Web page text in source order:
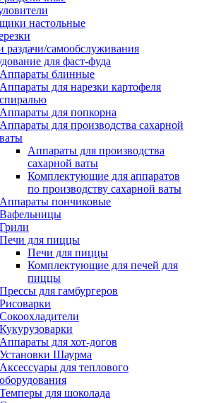
настольные
раздачи/самообслуживания
для фаст-фуда
Аппараты блинные
Аппараты для нарезки картофеля
спиралью
Аппараты для попкорна
Аппараты для производства сахарной
ваты
Аппараты для производства
сахарной ваты
Комплектующие для аппаратов
по производству сахарной ваты
Аппараты пончиковые
Вафельницы
Грили
Печи для пиццы
Печи для пиццы
Комплектующие для печей для
пиццы
Прессы для гамбургеров
Рисоварки
Сокоохладители
Кукурузоварки
Аппараты для хот-догов
Установки Шаурма
Аксессуары для теплового
оборудования
Темперы для шоколада